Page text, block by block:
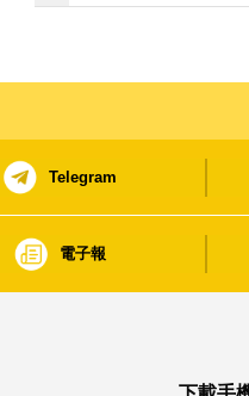
Telegram
電子報